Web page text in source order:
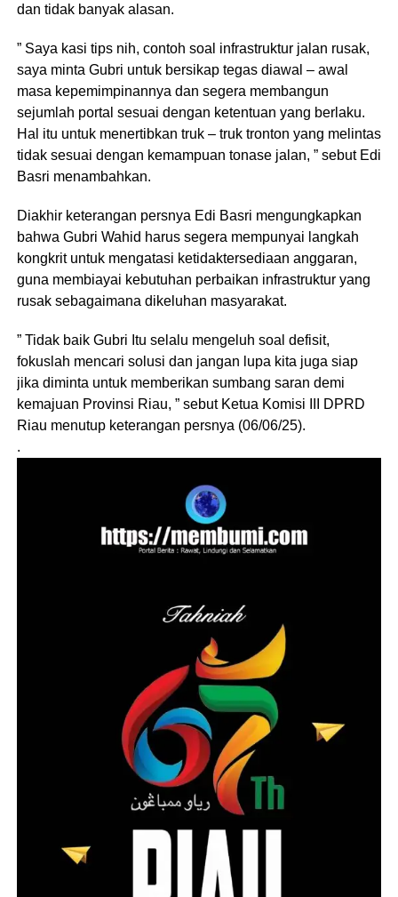
dan tidak banyak alasan.
” Saya kasi tips nih, contoh soal infrastruktur jalan rusak,
saya minta Gubri untuk bersikap tegas diawal – awal
masa kepemimpinannya dan segera membangun
sejumlah portal sesuai dengan ketentuan yang berlaku.
Hal itu untuk menertibkan truk – truk tronton yang melintas
tidak sesuai dengan kemampuan tonase jalan, ” sebut Edi
Basri menambahkan.
Diakhir keterangan persnya Edi Basri mengungkapkan
bahwa Gubri Wahid harus segera mempunyai langkah
kongkrit untuk mengatasi ketidaktersediaan anggaran,
guna membiayai kebutuhan perbaikan infrastruktur yang
rusak sebagaimana dikeluhan masyarakat.
” Tidak baik Gubri Itu selalu mengeluh soal defisit,
fokuslah mencari solusi dan jangan lupa kita juga siap
jika diminta untuk memberikan sumbang saran demi
kemajuan Provinsi Riau, ” sebut Ketua Komisi III DPRD
Riau menutup keterangan persnya (06/06/25).
.